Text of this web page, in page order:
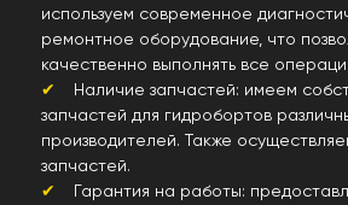
используем современное
ремонтное оборудование, что
качественно выполнять все
Наличие запчастей: имеем
запчастей для гидробортов
производителей. Также
запчастей.
Гарантия на работы: